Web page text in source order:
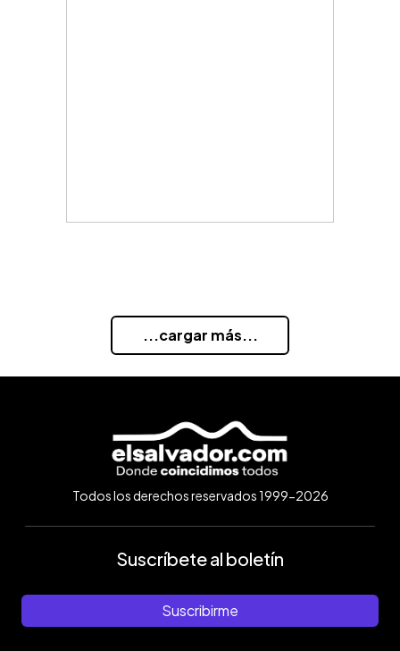
...cargar más...
Todos los derechos reservados 1999-2026
Suscríbete al boletín
Suscribirme